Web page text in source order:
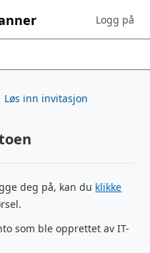
Sign in to
Logg på
Løs inn invitasjon
deg på, kan du klikke
som ble opprettet av IT-